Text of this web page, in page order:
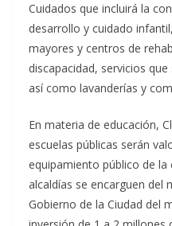
Cuidados que incluirá la
desarrollo y cuidado
mayores y centros de
discapacidad, servicios
así como lavanderías y
En materia de educación,
escuelas públicas serán
equipamiento público de
alcaldías se encarguen del
Gobierno de la Ciudad del